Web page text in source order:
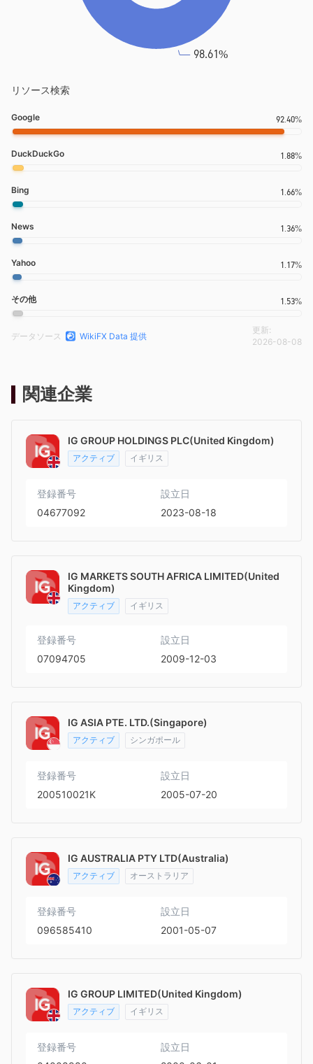
リソース検索
Google 92.40%
DuckDuckGo 1.88%
Bing 1.66%
News 1.36%
Yahoo 1.17%
その他 1.53%
データソース WikiFX Data 提供
更新:
2026-08-08
関連企業
IG GROUP HOLDINGS PLC(United Kingdom)
アクティブ イギリス
登録番号
04677092
設立日
2023-08-18
IG MARKETS SOUTH AFRICA LIMITED(United
Kingdom)
アクティブ イギリス
登録番号
07094705
設立日
2009-12-03
IG ASIA PTE. LTD.(Singapore)
アクティブ シンガポール
登録番号
200510021K
設立日
2005-07-20
IG AUSTRALIA PTY LTD(Australia)
アクティブ オーストラリア
登録番号
096585410
設立日
2001-05-07
IG GROUP LIMITED(United Kingdom)
アクティブ イギリス
登録番号
設立日